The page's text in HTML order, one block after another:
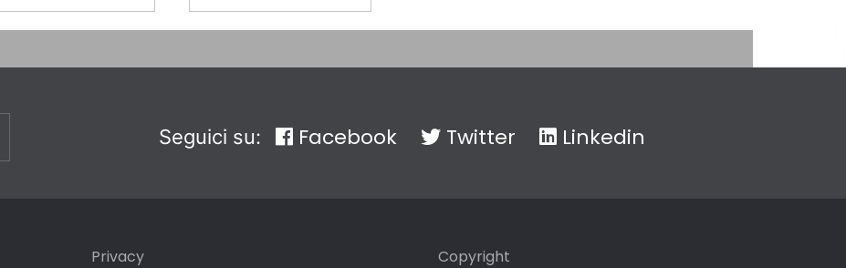
Seguici su: Facebook Twitter Linkedin
Privacy Copyright